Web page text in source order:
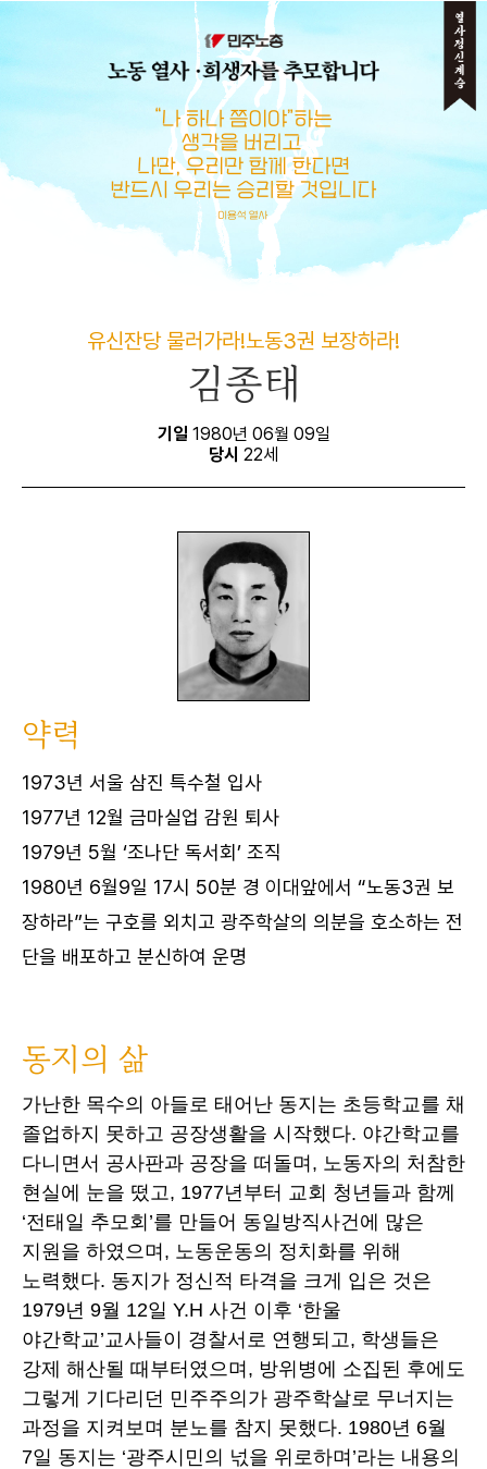
메뉴 건너뛰기
유신잔당 물러가라!노동3권 보장하라!
김종태
기일 1980년 06월 09일
당시 22세
약력
1973년 서울 삼진 특수철 입사
1977년 12월 금마실업 감원 퇴사
1979년 5월 ‘조나단 독서회’ 조직
1980년 6월9일 17시 50분 경 이대앞에서 “노동3권 보
장하라”는 구호를 외치고 광주학살의 의분을 호소하는 전
단을 배포하고 분신하여 운명
동지의 삶
가난한 목수의 아들로 태어난 동지는 초등학교를 채
졸업하지 못하고 공장생활을 시작했다. 야간학교를
다니면서 공사판과 공장을 떠돌며, 노동자의 처참한
현실에 눈을 떴고, 1977년부터 교회 청년들과 함께
‘전태일 추모회’를 만들어 동일방직사건에 많은
지원을 하였으며, 노동운동의 정치화를 위해
노력했다. 동지가 정신적 타격을 크게 입은 것은
1979년 9월 12일 Y.H 사건 이후 ‘한울
야간학교’교사들이 경찰서로 연행되고, 학생들은
강제 해산될 때부터였으며, 방위병에 소집된 후에도
그렇게 기다리던 민주주의가 광주학살로 무너지는
과정을 지켜보며 분노를 참지 못했다. 1980년 6월
7일 동지는 ‘광주시민의 넋을 위로하며’라는 내용의